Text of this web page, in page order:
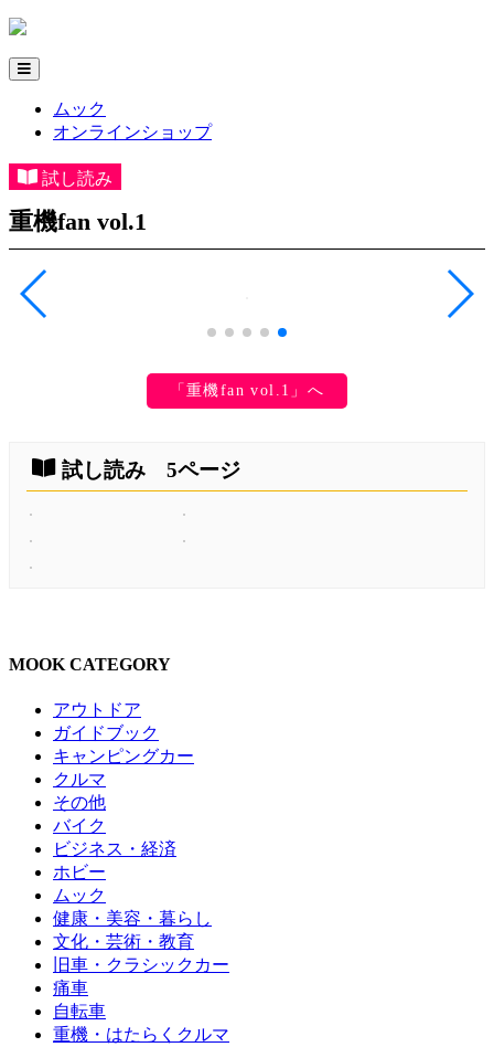
ムック
オンラインショップ
試し読み
重機fan vol.1
「重機fan vol.1」へ
試し読み 5ページ
MOOK CATEGORY
アウトドア
ガイドブック
キャンピングカー
クルマ
その他
バイク
ビジネス・経済
ホビー
ムック
健康・美容・暮らし
文化・芸術・教育
旧車・クラシックカー
痛車
自転車
重機・はたらくクルマ